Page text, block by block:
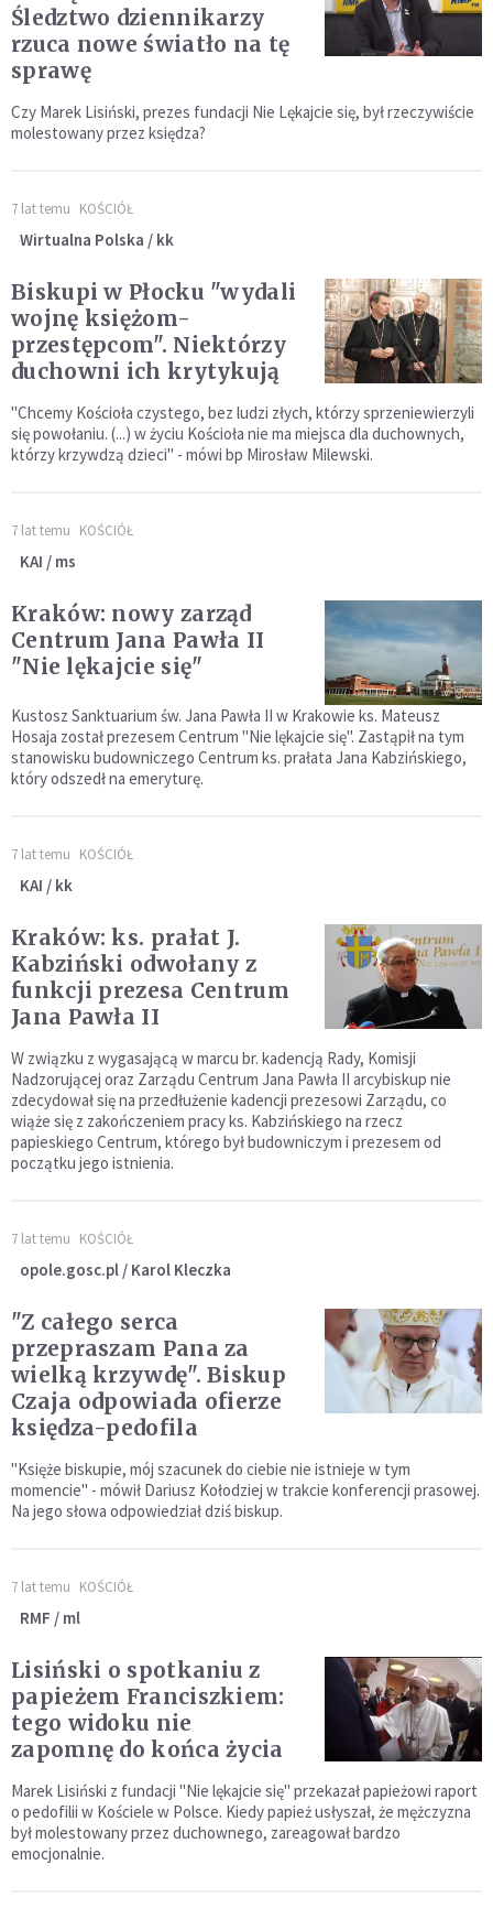
Śledztwo dziennikarzy
rzuca nowe światło na tę
sprawę
Czy Marek Lisiński, prezes fundacji Nie Lękajcie się, był rzeczywiście
molestowany przez księdza?
7 lat temu KOŚCIÓŁ
Wirtualna Polska / kk
Biskupi w Płocku "wydali
wojnę księżom-
przestępcom". Niektórzy
duchowni ich krytykują
"Chcemy Kościoła czystego, bez ludzi złych, którzy sprzeniewierzyli
się powołaniu. (...) w życiu Kościoła nie ma miejsca dla duchownych,
którzy krzywdzą dzieci" - mówi bp Mirosław Milewski.
7 lat temu KOŚCIÓŁ
KAI / ms
Kraków: nowy zarząd
Centrum Jana Pawła II
"Nie lękajcie się"
Kustosz Sanktuarium św. Jana Pawła II w Krakowie ks. Mateusz
Hosaja został prezesem Centrum "Nie lękajcie się". Zastąpił na tym
stanowisku budowniczego Centrum ks. prałata Jana Kabzińskiego,
który odszedł na emeryturę.
7 lat temu KOŚCIÓŁ
KAI / kk
Kraków: ks. prałat J.
Kabziński odwołany z
funkcji prezesa Centrum
Jana Pawła II
W związku z wygasającą w marcu br. kadencją Rady, Komisji
Nadzorującej oraz Zarządu Centrum Jana Pawła II arcybiskup nie
zdecydował się na przedłużenie kadencji prezesowi Zarządu, co
wiąże się z zakończeniem pracy ks. Kabzińskiego na rzecz
papieskiego Centrum, którego był budowniczym i prezesem od
początku jego istnienia.
7 lat temu KOŚCIÓŁ
opole.gosc.pl / Karol Kleczka
"Z całego serca
przepraszam Pana za
wielką krzywdę". Biskup
Czaja odpowiada ofierze
księdza-pedofila
"Księże biskupie, mój szacunek do ciebie nie istnieje w tym
momencie" - mówił Dariusz Kołodziej w trakcie konferencji prasowej.
Na jego słowa odpowiedział dziś biskup.
7 lat temu KOŚCIÓŁ
RMF / ml
Lisiński o spotkaniu z
papieżem Franciszkiem:
tego widoku nie
zapomnę do końca życia
Marek Lisiński z fundacji "Nie lękajcie się" przekazał papieżowi raport
o pedofilii w Kościele w Polsce. Kiedy papież usłyszał, że mężczyzna
był molestowany przez duchownego, zareagował bardzo
emocjonalnie.